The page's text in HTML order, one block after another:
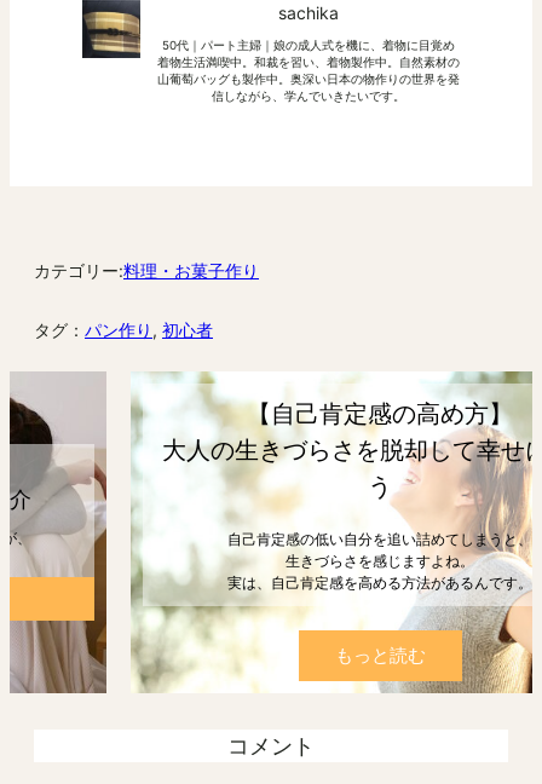
sachika
50代｜パート主婦｜娘の成人式を機に、着物に目覚め
着物生活満喫中。和裁を習い、着物製作中。自然素材の
山葡萄バッグも製作中。奥深い日本の物作りの世界を発
信しながら、学んでいきたいです。
カテゴリー:料理・お菓子作り
タグ： パン作り , 初心者
【自己肯定感の高め方】
大人の生きづらさを脱却して幸せになろ
う
自己肯定感の低い自分を追い詰めてしまうと、
生きづらさを感じますよね。
実は、自己肯定感を高める方法があるんです。
もっと読む
コメント